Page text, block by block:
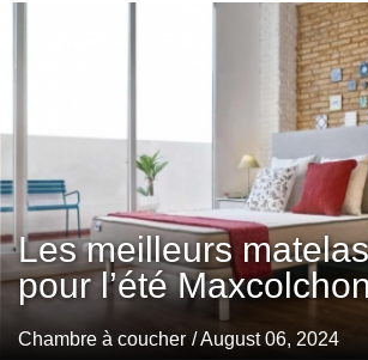
Les meilleurs
pour l’été Maxcolchon
Chambre à coucher / August 06, 2024